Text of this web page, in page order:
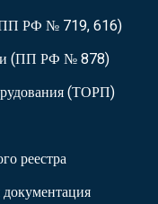
РФ № 719, 616)
(ПП РФ № 878)
(ТОРП)
реестра
документация